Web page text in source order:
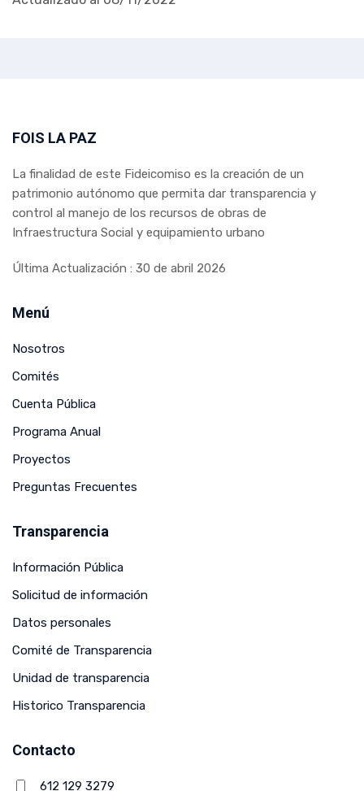
FOIS LA PAZ
La finalidad de este Fideicomiso es la creación de un
patrimonio autónomo que permita dar transparencia y
control al manejo de los recursos de obras de
Infraestructura Social y equipamiento urbano
Última Actualización : 30 de abril 2026
Menú
Nosotros
Comités
Cuenta Pública
Programa Anual
Proyectos
Preguntas Frecuentes
Transparencia
Información Pública
Solicitud de información
Datos personales
Comité de Transparencia
Unidad de transparencia
Historico Transparencia
Contacto
612 129 3279